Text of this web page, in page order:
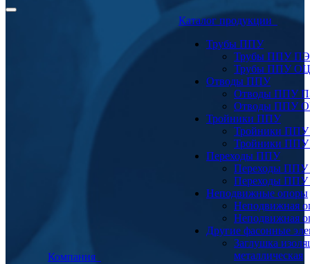
Компания
Каталог продукции
Трубы ППУ
Трубы ППУ ПЭ
Трубы ППУ ОЦ
Отводы ППУ
Отводы ППУ
Отводы ППУ
Тройники ППУ
Тройники
Тройники
Переходы ППУ
Переходы
Переходы
Неподвижные опоры
Неподвижная
Неподвижная
Другие фасонные
Заглушка
металлическая